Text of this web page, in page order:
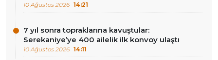
10 Ağustos 2026 14:21
7 yıl sonra topraklarına kavuştular:
Serekaniye’ye 400 ailelik ilk konvoy ulaştı
10 Ağustos 2026 14:11